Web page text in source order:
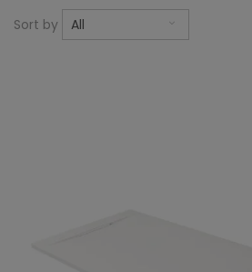
Sort by All